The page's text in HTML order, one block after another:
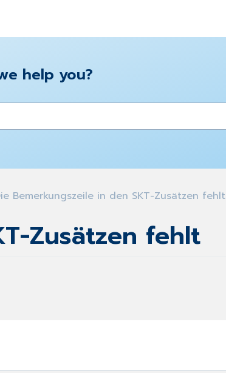
help you?
Bemerkungszeile in den SKT-Zusätzen fehlt
Zusätzen fehlt